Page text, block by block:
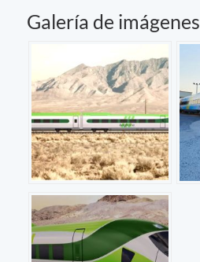
Galería de imágenes